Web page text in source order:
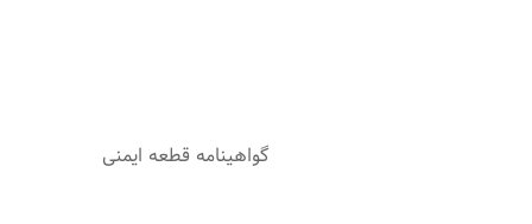
گواهینامه قطعه ایمنی